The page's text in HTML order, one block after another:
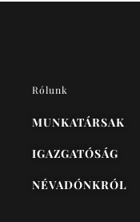
Rólunk
MUNKATÁRSAK
IGAZGATÓSÁG
NÉVADÓNKRÓL